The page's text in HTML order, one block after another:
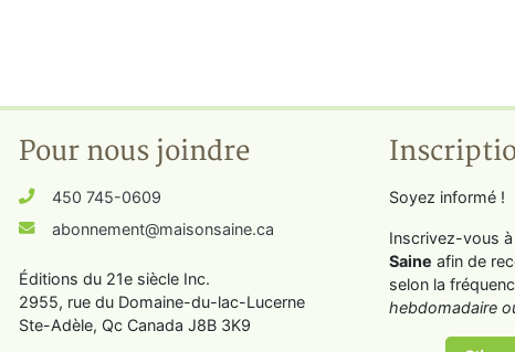
Pour nous joindre
450 745-0609
abonnement@maisonsaine.ca
Éditions du 21e siècle Inc.
2955, rue du Domaine-du-lac-Lucerne
Ste-Adèle, Qc Canada J8B 3K9
Soyez informé !
Inscrivez-vous
Saine afin de
selon la
hebdomadaire